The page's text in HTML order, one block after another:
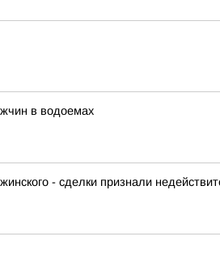
в водоемах
- сделки признали